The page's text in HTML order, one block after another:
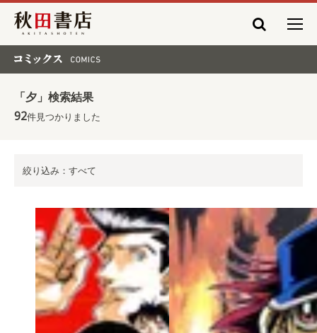
秋田書店
「夕」検索結果
92件見つかりました
絞り込み：すべて